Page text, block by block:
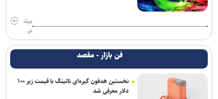
بیش
تر
فن بازار - مقصد
نخستین هدفون گیره‌ای ناتینگ با قیمت زیر ۱۰۰
دلار معرفی شد